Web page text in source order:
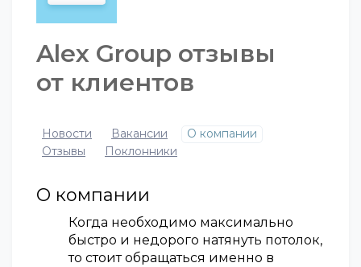
Alex Group отзывы
от клиентов
Новости Вакансии
О компании
Отзывы
Поклонники
О компании
Когда необходимо максимально
быстро и недорого натянуть потолок,
то стоит обращаться именно в